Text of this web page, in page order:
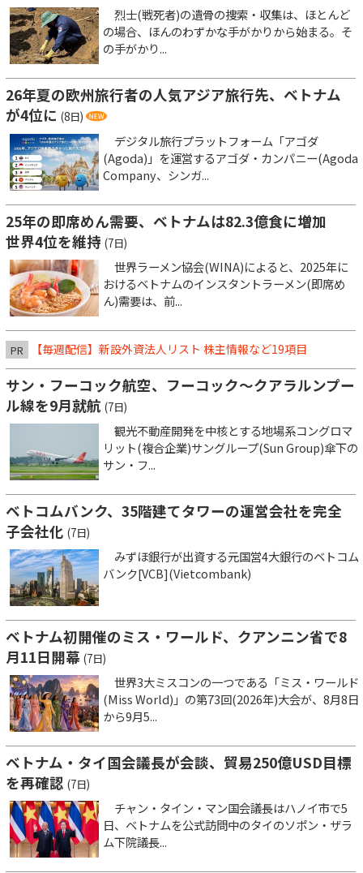
烈士(戦死者)の遺骨の捜索・収集は、ほとんど
の場合、ほんのわずかな手がかりから始まる。そ
の手がかり...
26年夏の欧州旅行者の人気アジア旅行先、ベトナム
が4位に (8日)
デジタル旅行プラットフォーム「アゴダ
(Agoda)」を運営するアゴダ・カンパニー(Agoda
Company、シンガ...
25年の即席めん需要、ベトナムは82.3億食に増加
世界4位を維持 (7日)
世界ラーメン協会(WINA)によると、2025年に
おけるベトナムのインスタントラーメン(即席め
ん)需要は、前...
PR 【毎週配信】新設外資法人リスト 株主情報など19項目
サン・フーコック航空、フーコック～クアラルンプー
ル線を9月就航 (7日)
観光不動産開発を中核とする地場系コングロマ
リット(複合企業)サングループ(Sun Group)傘下の
サン・フ...
ベトコムバンク、35階建てタワーの運営会社を完全
子会社化 (7日)
みずほ銀行が出資する元国営4大銀行のベトコム
バンク[VCB](Vietcombank)
ベトナム初開催のミス・ワールド、クアンニン省で8
月11日開幕 (7日)
世界3大ミスコンの一つである「ミス・ワールド
(Miss World)」の第73回(2026年)大会が、8月8日
から9月5...
ベトナム・タイ国会議長が会談、貿易250億USD目標
を再確認 (7日)
チャン・タイン・マン国会議長はハノイ市で5
日、ベトナムを公式訪問中のタイのソポン・ザラ
ム下院議長...